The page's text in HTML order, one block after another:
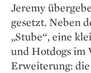
Jeremy
gesetzt. Neben
„Stube“, eine
und Hotdogs im
Erweiterung: die